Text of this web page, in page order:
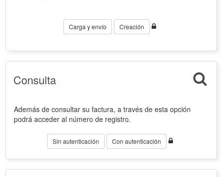
Carga y envío Creación
Consulta
Además de consultar su factura, a través de esta opción
podrá acceder al número de registro.
Sin autenticación Con autenticación